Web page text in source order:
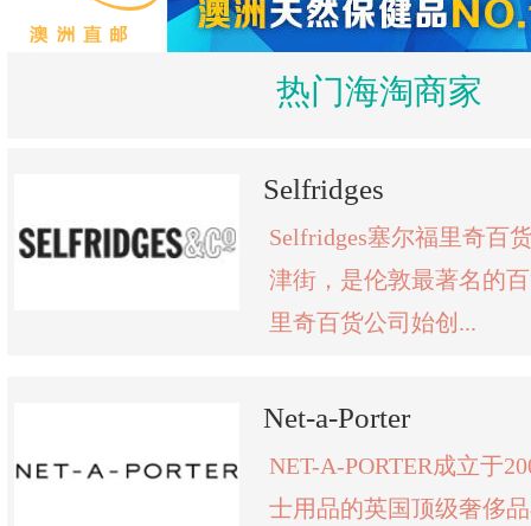
热门海淘商家
Selfridges
Selfridges塞尔福里奇百
津街，是伦敦最著名的
里奇百货公司始创...
Net-a-Porter
NET-A-PORTER成立于
士用品的英国顶级奢侈